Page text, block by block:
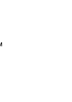
ледовый
на территории